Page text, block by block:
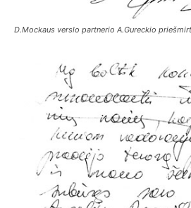
D.Mockaus verslo partnerio A.Gureckio